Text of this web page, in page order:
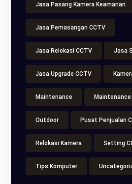
Jasa Pasang Kamera Keamanan
Jasa Pemasangan CCTV
Jasa Relokasi CCTV Jasa
Jasa Upgrade CCTV
Maintenance Maintenance
Outdoor Pusat Penjualan
Relokasi Kamera Setting
Tips Komputer